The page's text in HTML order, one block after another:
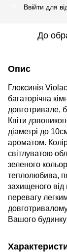
Ввійти для
До
Опис
Глоксинія
багаторічна
довготривале,
Квіти
діаметрі до
ароматом.
світлуватою
зеленого
теплолюбива,
захищеного
перевагу
Вашого будинку